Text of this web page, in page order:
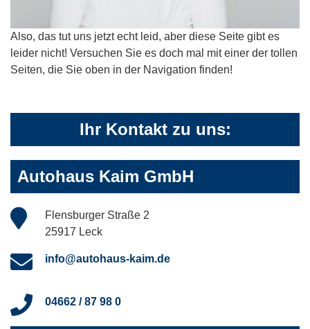
Also, das tut uns jetzt echt leid, aber diese Seite gibt es
leider nicht! Versuchen Sie es doch mal mit einer der tollen
Seiten, die Sie oben in der Navigation finden!
Ihr Kontakt zu uns:
Autohaus Kaim GmbH
Flensburger Straße 2
25917 Leck
info@autohaus-kaim.de
04662 / 87 98 0